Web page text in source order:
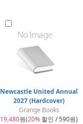
Newcastle United Annual
2027 (Hardcover)
Grange Books
19,480원(20% 할인 / 590원)